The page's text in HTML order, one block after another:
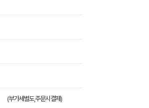
(부가세별도,주문시결제)